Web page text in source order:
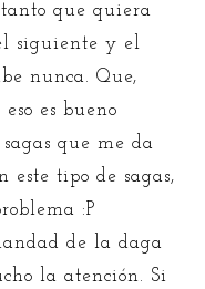
que quiera
siguiente y el
nunca. Que,
es bueno
que me da
este tipo de sagas,
:P
de la daga
la atención. Si